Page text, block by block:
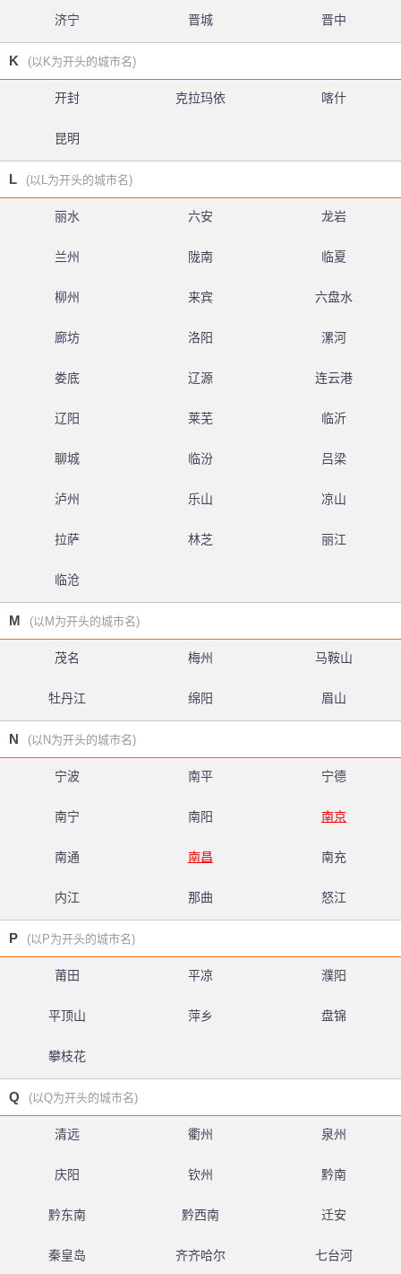
济宁 晋城 晋中
K (以K为开头的城市名)
开封 克拉玛依 喀什
昆明
L (以L为开头的城市名)
丽水 六安 龙岩
兰州 陇南 临夏
柳州 来宾 六盘水
廊坊 洛阳 漯河
娄底 辽源 连云港
辽阳 莱芜 临沂
聊城 临汾 吕梁
泸州 乐山 凉山
拉萨 林芝 丽江
临沧
M (以M为开头的城市名)
茂名 梅州 马鞍山
牡丹江 绵阳 眉山
N (以N为开头的城市名)
宁波 南平 宁德
南宁 南阳 南京
南通 南昌 南充
内江 那曲 怒江
P (以P为开头的城市名)
莆田 平凉 濮阳
平顶山 萍乡 盘锦
攀枝花
Q (以Q为开头的城市名)
清远 衢州 泉州
庆阳 钦州 黔南
黔东南 黔西南 迁安
秦皇岛 齐齐哈尔 七台河